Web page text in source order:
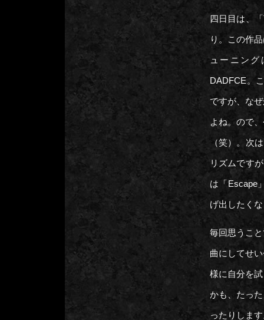
四日目は、
り。この作
ューニング
DADFCE。
ですが、な
よね。ので
（笑）。次
リズムです
は「Escape
げ出したく
毎回思うこ
曲にしてせ
様に自分を
かも、たっ
ったりしま